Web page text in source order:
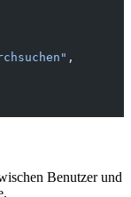
,
Benutzer und